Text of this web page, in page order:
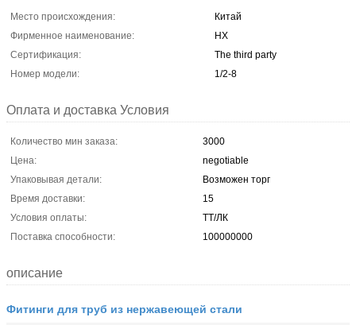
Место происхождения:
Китай
Фирменное наименование:
HX
Сертификация:
The third party
Номер модели:
1/2-8
Оплата и доставка Условия
Количество мин заказа:
3000
Цена:
negotiable
Упаковывая детали:
Возможен торг
Время доставки:
15
Условия оплаты:
ТТ/ЛК
Поставка способности:
100000000
описание
Фитинги для труб из нержавеющей стали